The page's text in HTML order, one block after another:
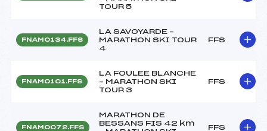
TOUR 5
FNAM0134.FFS
LA SAVOYARDE –
MARATHON SKI TOUR
4
FFS
FNAM0101.FFS
LA FOULEE BLANCHE
– MARATHON SKI
TOUR 3
FFS
FNAM0072.FFS
MARATHON DE
BESSANS FIS 42 km
FFS